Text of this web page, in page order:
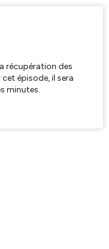
récupération des
épisode, il sera
minutes.